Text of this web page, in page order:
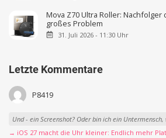
Mova Z70 Ultra Roller:
großes Problem
31. Juli 2026 - 11:30 Uhr
Letzte Kommentare
P8419
Und - ein Screenshot? Oder bin ich ein
→ iOS 27 macht die Uhr kleiner: Endlich mehr